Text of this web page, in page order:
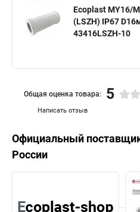
Ecoplast MY16/
(LSZH) IP67
43416LSZH-10
Написать отзыв
Общая оценка товара: 5
Официальный
России